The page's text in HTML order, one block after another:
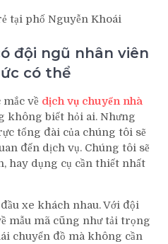
tại phố Nguyễn Khoái
đội ngũ nhân viên
có thể
về dịch vụ chuyển nhà
không biết hỏi ai. Nhưng
tổng đài của chúng tôi sẽ
đến dịch vụ. Chúng tôi sẽ
hay dụng cụ cần thiết nhất
xe khách nhau. Với đội
mẫu mã cũng như tải trọng
chuyển đồ mà không cần